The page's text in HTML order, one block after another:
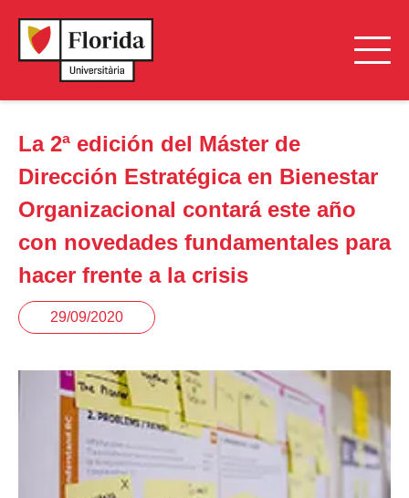
La 2ª edición del Máster de
Dirección Estratégica en Bienestar
Organizacional contará este año
con novedades fundamentales para
hacer frente a la crisis
29/09/2020